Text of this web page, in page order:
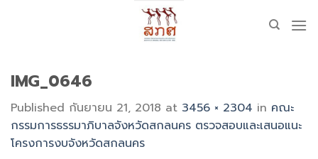
IMG_0646
Published กันยายน 21, 2018 at 3456 × 2304 in คณะ
กรรมการธรรมาภิบาลจังหวัดสกลนคร ตรวจสอบและเสนอแนะ
โครงการงบจังหวัดสกลนคร